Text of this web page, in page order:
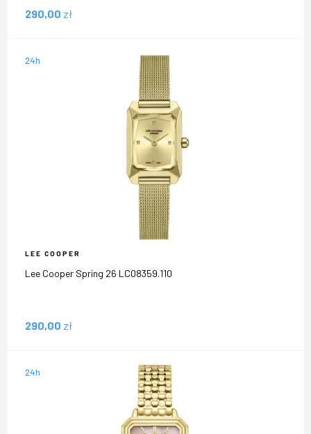
290,00 zł
24h
LEE COOPER
Lee Cooper Spring 26 LC08359.110
290,00 zł
24h